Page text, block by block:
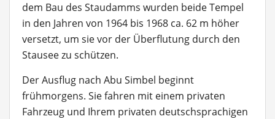
dem Bau des Staudamms wurden beide Tempel
in den Jahren von 1964 bis 1968 ca. 62 m höher
versetzt, um sie vor der Überflutung durch den
Stausee zu schützen.
Der Ausflug nach Abu Simbel beginnt
frühmorgens. Sie fahren mit einem privaten
Fahrzeug und Ihrem privaten deutschsprachigen